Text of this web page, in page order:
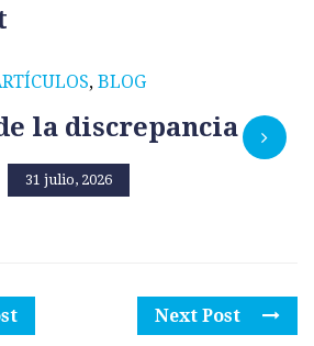
, BLOG
la discrepancia
31 julio, 2026
Next Post